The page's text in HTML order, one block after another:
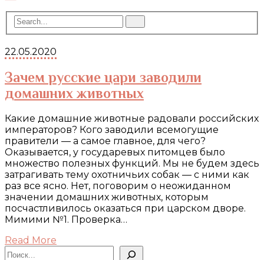
22.05.2020
Зачем русские цари заводили
домашних животных
Какие домашние животные радовали российских
императоров? Кого заводили всемогущие
правители — а самое главное, для чего?
Оказывается, у государевых питомцев было
множество полезных функций. Мы не будем здесь
затрагивать тему охотничьих собак — с ними как
раз все ясно. Нет, поговорим о неожиданном
значении домашних животных, которым
посчастливилось оказаться при царском дворе.
Мимими №1. Проверка…
Read More
Поиск